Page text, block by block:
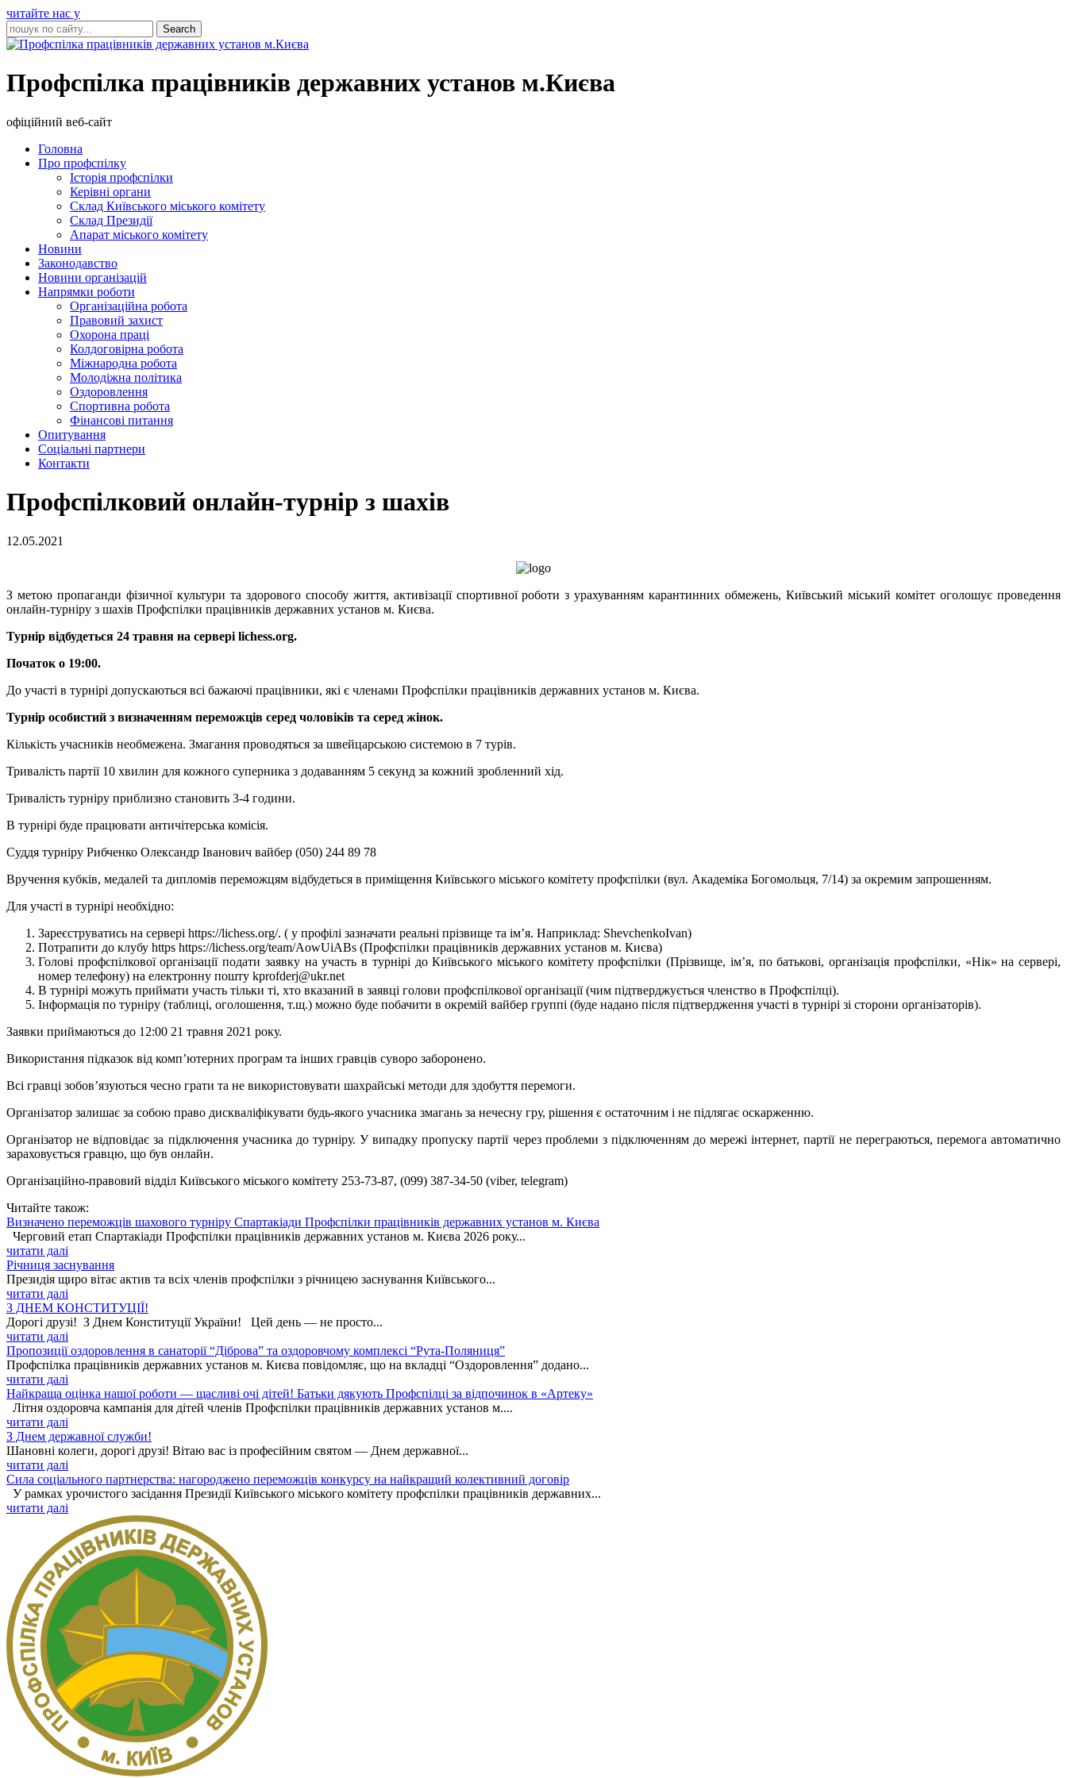
читайте нас у
Профспілка працівників державних установ м.Києва
офіційний веб-сайт
Головна
Про профспілку
Історія профспілки
Керівні органи
Склад Київського міського комітету
Склад Президії
Апарат міського комітету
Новини
Законодавство
Новини організацій
Напрямки роботи
Організаційна робота
Правовий захист
Охорона праці
Колдоговірна робота
Міжнародна робота
Молодіжна політика
Оздоровлення
Спортивна робота
Фінансові питання
Опитування
Соціальні партнери
Контакти
Профспілковий онлайн-турнір з шахів
12.05.2021
З метою пропаганди фізичної культури та здорового способу життя, активізації спортивної роботи з урахуванням карантинних обмежень, Київський міський комітет оголошує проведення
онлайн-турніру з шахів Профспілки працівників державних установ м. Києва.
Турнір відбудеться 24 травня на сервері lichess.org.
Початок о 19:00.
До участі в турнірі допускаються всі бажаючі працівники, які є членами Профспілки працівників державних установ м. Києва.
Турнір особистий з визначенням переможців серед чоловіків та серед жінок.
Кількість учасників необмежена. Змагання проводяться за швейцарською системою в 7 турів.
Тривалість партії 10 хвилин для кожного суперника з додаванням 5 секунд за кожний зробленний хід.
Тривалість турніру приблизно становить 3-4 години.
В турнірі буде працювати античітерська комісія.
Суддя турніру Рибченко Олександр Іванович вайбер (050) 244 89 78
Вручення кубків, медалей та дипломів переможцям відбудеться в приміщення Київського міського комітету профспілки (вул. Академіка Богомольця, 7/14) за окремим запрошенням.
Для участі в турнірі необхідно:
Зареєструватись на сервері https://lichess.org/. ( у профілі зазначати реальні прізвище та ім’я. Наприклад: ShevchenkoIvan)
Потрапити до клубу https https://lichess.org/team/AowUiABs (Профспілки працівників державних установ м. Києва)
Голові профспілкової організації подати заявку на участь в турнірі до Київського міського комітету профспілки (Прізвище, ім’я, по батькові, організація профспілки, «Нік» на сервері,
номер телефону) на електронну пошту kprofderj@ukr.net
В турнірі можуть приймати участь тільки ті, хто вказаний в заявці голови профспілкової організації (чим підтверджується членство в Профспілці).
Інформація по турніру (таблиці, оголошення, т.щ.) можно буде побачити в окремій вайбер группі (буде надано після підтвердження участі в турнірі зі сторони організаторів).
Заявки приймаються до 12:00 21 травня 2021 року.
Використання підказок від комп’ютерних програм та інших гравців суворо заборонено.
Всі гравці зобов’язуються чесно грати та не використовувати шахрайські методи для здобуття перемоги.
Організатор залишає за собою право дискваліфікувати будь-якого учасника змагань за нечесну гру, рішення є остаточним і не підлягає оскарженню.
Організатор не відповідає за підключення учасника до турніру. У випадку пропуску партії через проблеми з підключенням до мережі інтернет, партії не переграються, перемога автоматично
зараховується гравцю, що був онлайн.
Організаційно-правовий відділ Київського міського комітету 253-73-87, (099) 387-34-50 (viber, telegram)
Читайте також:
Визначено переможців шахового турніру Спартакіади Профспілки працівників державних установ м. Києва
Черговий етап Спартакіади Профспілки працівників державних установ м. Києва 2026 року...
читати далі
Річниця заснування
Президія щиро вітає актив та всіх членів профспілки з річницею заснування Київського...
читати далі
З ДНЕМ КОНСТИТУЦІЇ!
Дорогі друзі! З Днем Конституції України! Цей день — не просто...
читати далі
Пропозиції оздоровлення в санаторії “Діброва” та оздоровчому комплексі “Рута-Поляниця”
Профспілка працівників державних установ м. Києва повідомляє, що на вкладці “Оздоровлення” додано...
читати далі
Найкраща оцінка нашої роботи — щасливі очі дітей! Батьки дякують Профспілці за відпочинок в «Артеку»
Літня оздоровча кампанія для дітей членів Профспілки працівників державних установ м....
читати далі
З Днем державної служби!
Шановні колеги, дорогі друзі! Вітаю вас із професійним святом — Днем державної...
читати далі
Сила соціального партнерства: нагороджено переможців конкурсу на найкращий колективний договір
У рамках урочистого засідання Президії Київського міського комітету профспілки працівників державних...
читати далі